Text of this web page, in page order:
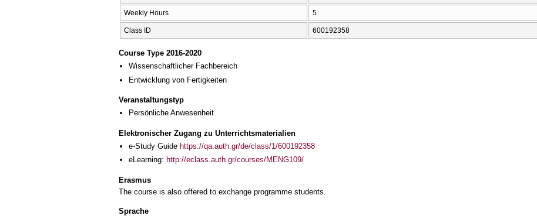
Weekly Hours 5
Class ID 600192358
Course Type 2016-2020
Wissenschaftlicher Fachbereich
Entwicklung von Fertigkeiten
Veranstaltungstyp
Persönliche Anwesenheit
Elektronischer Zugang zu Unterrichtsmaterialien
e-Study Guide https://qa.auth.gr/de/class/1/600192358
eLearning: http://eclass.auth.gr/courses/MENG109/
Erasmus
The course is also offered to exchange programme students.
Sprache